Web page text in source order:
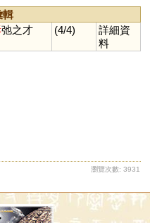
輯
弛之才 (4/4)
詳細資
料
瀏覽次數: 3931